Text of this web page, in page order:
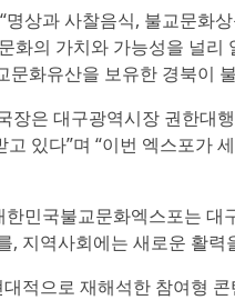
상과 사찰음식, 불교문화
화의 가치와 가능성을 널
문화유산을 보유한 경북이
장은 대구광역시장 권한대
있다”며 “이번 엑스포가
민국불교문화엑스포는
, 지역사회에는 새로운 활
대적으로 재해석한 참여형